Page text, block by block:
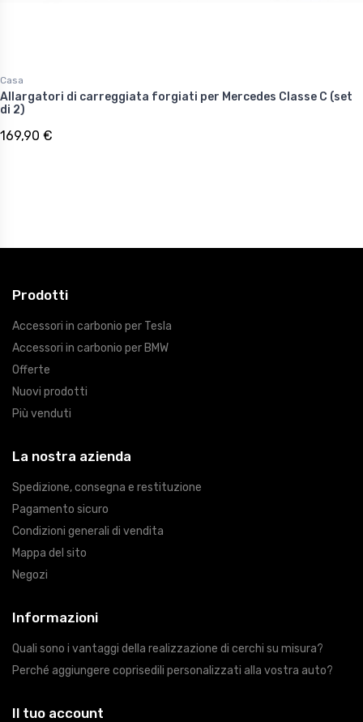
Casa
Allargatori di carreggiata forgiati per Mercedes Classe C (set
di 2)
169,90 €
Prodotti
Accessori in carbonio per Tesla
Accessori in carbonio per BMW
Offerte
Nuovi prodotti
Più venduti
La nostra azienda
Spedizione, consegna e restituzione
Pagamento sicuro
Condizioni generali di vendita
Mappa del sito
Negozi
Informazioni
Quali sono i vantaggi della realizzazione di cerchi su misura?
Perché aggiungere coprisedili personalizzati alla vostra auto?
Il tuo account